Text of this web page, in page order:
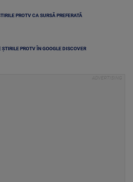
PROTV CA SURSĂ PREFERATĂ
ȘTIRILE PROTV ÎN GOOGLE DISCOVER